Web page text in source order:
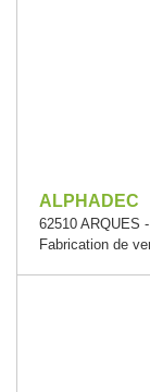
ALPHADEC
62510 ARQUES
Fabrication de